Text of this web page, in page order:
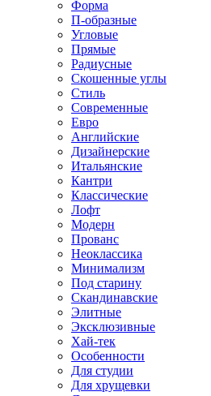
Форма
П-образные
Угловые
Прямые
Радиусные
Скошенные углы
Стиль
Современные
Евро
Английские
Дизайнерские
Итальянские
Кантри
Классические
Лофт
Модерн
Прованс
Неоклассика
Минимализм
Под старину
Скандинавские
Элитные
Эксклюзивные
Хай-тек
Особенности
Для студии
Для хрущевки